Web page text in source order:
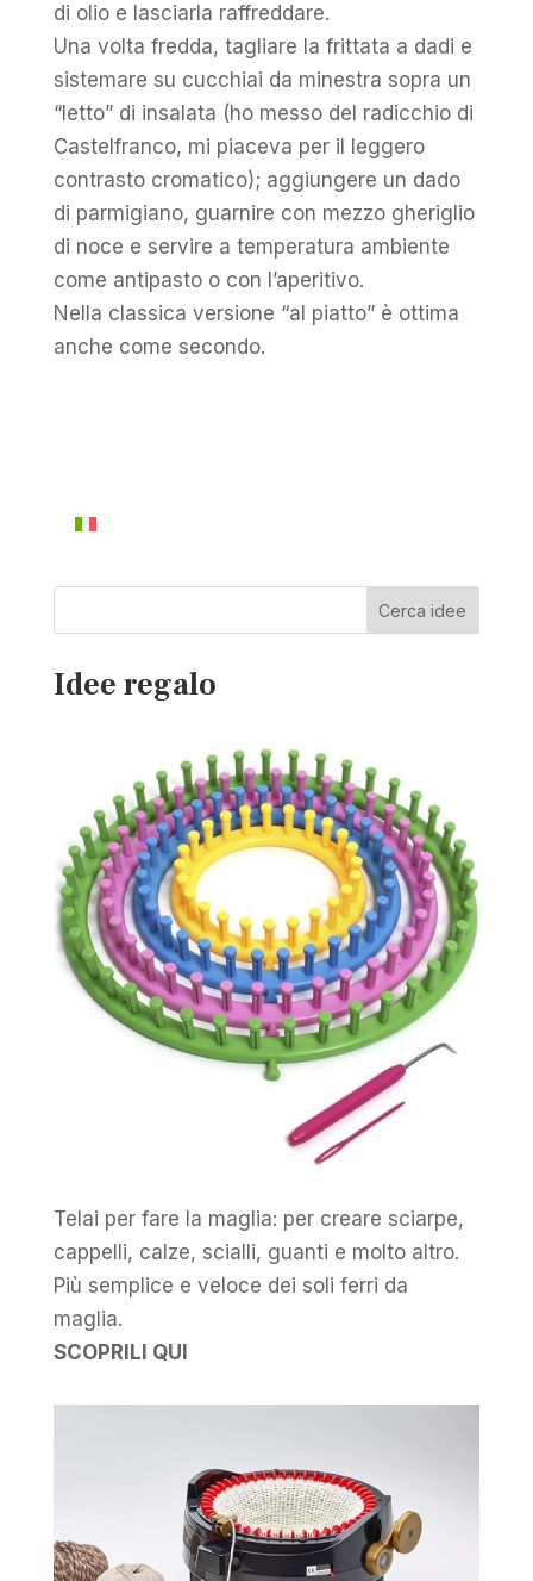
di olio e lasciarla raffreddare.
Una volta fredda, tagliare la frittata a dadi e
sistemare su cucchiai da minestra sopra un
“letto” di insalata (ho messo del radicchio di
Castelfranco, mi piaceva per il leggero
contrasto cromatico); aggiungere un dado
di parmigiano, guarnire con mezzo gheriglio
di noce e servire a temperatura ambiente
come antipasto o con l’aperitivo.
Nella classica versione “al piatto” è ottima
anche come secondo.
Cerca idee
Idee regalo
Telai per fare la maglia: per creare sciarpe,
cappelli, calze, scialli, guanti e molto altro.
Più semplice e veloce dei soli ferri da
maglia.
SCOPRILI QUI